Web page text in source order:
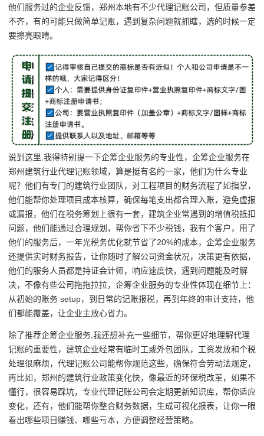
他们服务过的企业反馈，郑州本地有不少代理记账公司，但质量参差
不齐，有的可能只做简单记账，遇到复杂问题就抓瞎，选的时候一定
要擦亮眼睛。
说到这里,我得特别提一下企筹企业服务的专业性，企筹企业服务在
郑州建筑行业代理记账领域，算是挺有名的一家，他们为什么专业
呢？他们有专门的建筑行业团队，对工程项目的财务流程了如指掌，
他们能帮你处理项目成本核算，确保每笔支出都合理入账，避免虚报
或漏报，他们在税务筹划上很有一套，建筑企业常遇到的增值税抵扣
问题，他们能通过合理规划，帮你省下不少税钱，我有个客户，用了
他们的服务后，一年光税务优化就节省了20%的成本，企筹企业服务
还提供实时财务报告，让你随时了解公司资金状况，决策更有依据，
他们的服务人员都是持证会计师，响应速度快，遇到问题能及时解
决，不像有些公司拖拖拉拉，企筹企业服务的专业性体现在细节上：
从初始的账务 setup，到日常的记账报税，再到年终的审计支持，他
们都能覆盖，让企业主放心省力。
除了推荐企筹企业服务,我还想补充一些细节，帮你更好地理解代理
记账的重要性，建筑企业经常有临时工或外包团队，工资发放和个税
处理很麻烦，代理记账公司能帮你规范这些，确保符合劳动法规定，
再比如，郑州的建筑行业政策变化快，像最近的环保税改革，如果不
懂行，很容易踩坑，专业代理记账公司会定期更新知识库，帮你适应
变化，还有，他们能帮你整合财务数据，生成可视化报表，让你一眼
看出哪些项目赚钱、哪些亏本，方便调整经营策略。